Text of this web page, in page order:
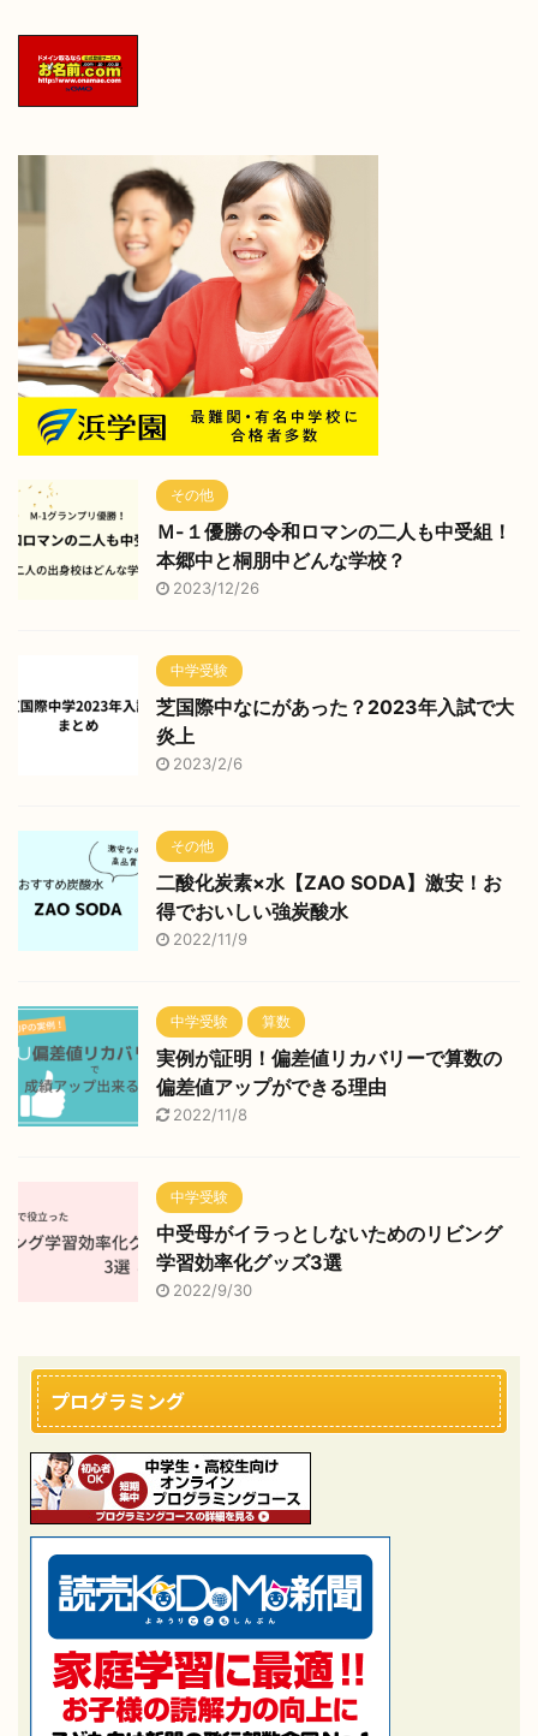
その他
Ｍ-１優勝の令和ロマンの二人も中受組！
本郷中と桐朋中どんな学校？
2023/12/26
中学受験
芝国際中なにがあった？2023年入試で大
炎上
2023/2/6
その他
二酸化炭素×水【ZAO SODA】激安！お
得でおいしい強炭酸水
2022/11/9
中学受験 算数
実例が証明！偏差値リカバリーで算数の
偏差値アップができる理由
2022/11/8
中学受験
中受母がイラっとしないためのリビング
学習効率化グッズ3選
2022/9/30
プログラミング